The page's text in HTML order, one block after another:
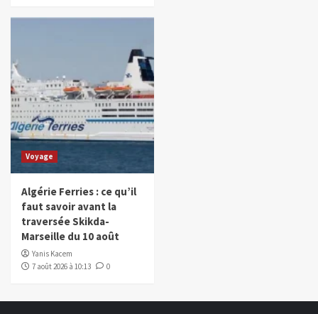
Voyage
Algérie Ferries : ce qu’il
faut savoir avant la
traversée Skikda-
Marseille du 10 août
Yanis Kacem
7 août 2026 à 10:13
0